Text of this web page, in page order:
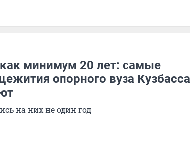
минимум 20 лет: самые
опорного вуза Кузбасса
на них не один год